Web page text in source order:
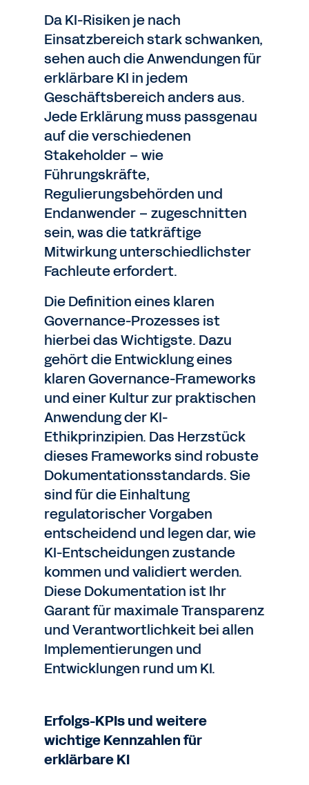
Da KI-Risiken je nach
Einsatzbereich stark schwanken,
sehen auch die Anwendungen für
erklärbare KI in jedem
Geschäftsbereich anders aus.
Jede Erklärung muss passgenau
auf die verschiedenen
Stakeholder – wie
Führungskräfte,
Regulierungsbehörden und
Endanwender – zugeschnitten
sein, was die tatkräftige
Mitwirkung unterschiedlichster
Fachleute erfordert.
Die Definition eines klaren
Governance-Prozesses ist
hierbei das Wichtigste. Dazu
gehört die Entwicklung eines
klaren Governance-Frameworks
und einer Kultur zur praktischen
Anwendung der KI-
Ethikprinzipien. Das Herzstück
dieses Frameworks sind robuste
Dokumentationsstandards. Sie
sind für die Einhaltung
regulatorischer Vorgaben
entscheidend und legen dar, wie
KI-Entscheidungen zustande
kommen und validiert werden.
Diese Dokumentation ist Ihr
Garant für maximale Transparenz
und Verantwortlichkeit bei allen
Implementierungen und
Entwicklungen rund um KI.
Erfolgs-KPIs und weitere
wichtige Kennzahlen für
erklärbare KI